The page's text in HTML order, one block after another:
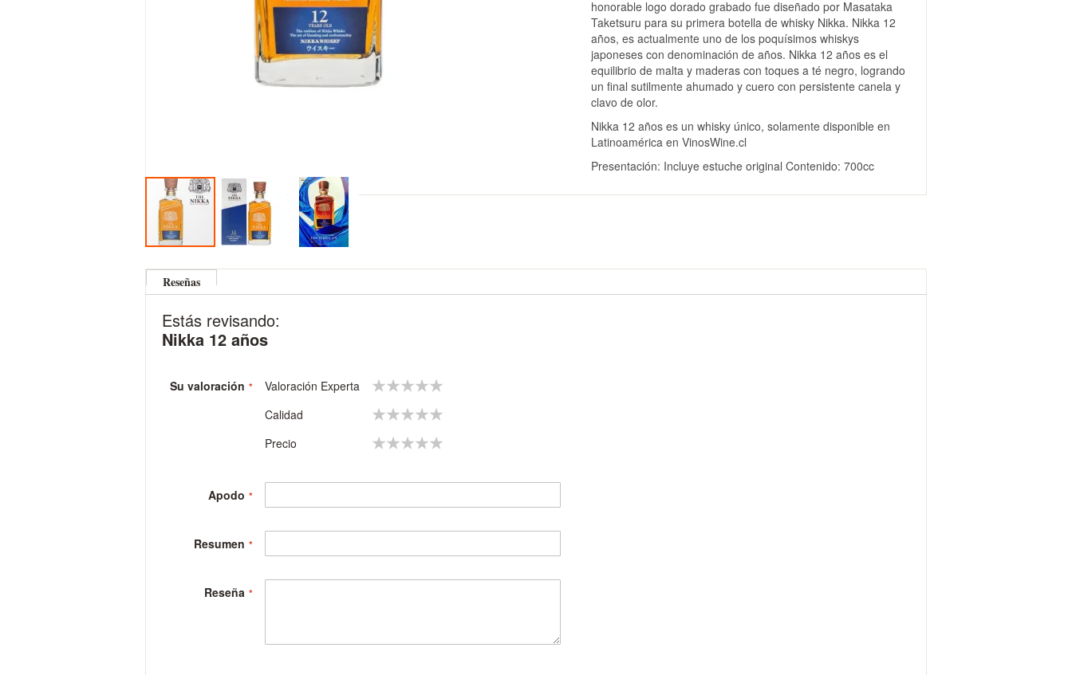
to
the
honorable logo dorado grabado fue diseñado por Masataka
Taketsuru para su primera botella de whisky Nikka. Nikka 12
años, es actualmente uno de los poquísimos whiskys
japoneses con denominación de años. Nikka 12 años es el
equilibrio de malta y maderas con toques a té negro, logrando
un final sutilmente ahumado y cuero con persistente canela y
clavo de olor.
Nikka 12 años es un whisky único, solamente disponible en
Latinoamérica en VinosWine.cl
Presentación: Incluye estuche original Contenido: 700cc
Reseñas
Estás revisando:
Nikka 12 años
Su valoración Valoración Experta
1 2 3 4 5
Calidad
1 2 3 4 5
Precio
1 2 3 4 5
Apodo
Resumen
Reseña